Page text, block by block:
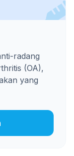
radang
(OA),
yang